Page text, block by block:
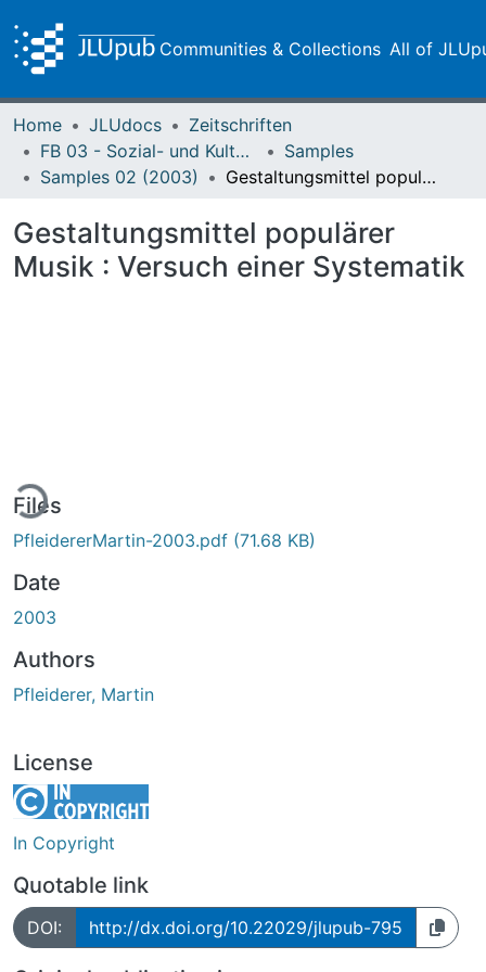
Communities & Collections All of
Home JLUdocs
Zeitschriften
FB 03 - Sozial- und Kulturwissenschaften
Samples
Samples 02 (2003)
Gestaltungsmittel populärer Musik : Versuch einer Systematik
Gestaltungsmittel populärer
Musik : Versuch einer Systematik
Files
PfleidererMartin-2003.pdf (71.68 KB)
Date
2003
Authors
Pfleiderer, Martin
License
In Copyright
Quotable link
DOI: http://dx.doi.org/10.22029/jlupub-795